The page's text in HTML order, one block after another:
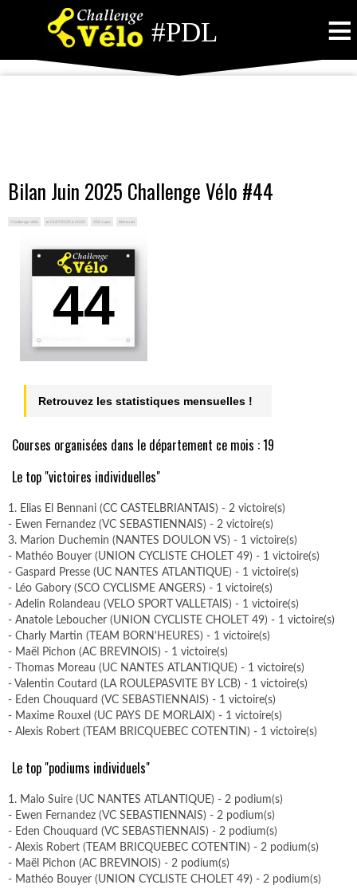
#PDL ≡
Bilan Juin 2025 Challenge Vélo #44
Challenge Vélo le 01/07/2025 à 20:00 256 vues Mensuel
44
Retrouvez les statistiques mensuelles !
Courses organisées dans le département ce mois : 19
Le top "victoires individuelles"
1. Elias El Bennani (CC CASTELBRIANTAIS) - 2 victoire(s)
- Ewen Fernandez (VC SEBASTIENNAIS) - 2 victoire(s)
3. Marion Duchemin (NANTES DOULON VS) - 1 victoire(s)
- Mathéo Bouyer (UNION CYCLISTE CHOLET 49) - 1 victoire(s)
- Gaspard Presse (UC NANTES ATLANTIQUE) - 1 victoire(s)
- Léo Gabory (SCO CYCLISME ANGERS) - 1 victoire(s)
- Adelin Rolandeau (VELO SPORT VALLETAIS) - 1 victoire(s)
- Anatole Leboucher (UNION CYCLISTE CHOLET 49) - 1 victoire(s)
- Charly Martin (TEAM BORN'HEURES) - 1 victoire(s)
- Maël Pichon (AC BREVINOIS) - 1 victoire(s)
- Thomas Moreau (UC NANTES ATLANTIQUE) - 1 victoire(s)
- Valentin Coutard (LA ROULEPASVITE BY LCB) - 1 victoire(s)
- Eden Chouquard (VC SEBASTIENNAIS) - 1 victoire(s)
- Maxime Rouxel (UC PAYS DE MORLAIX) - 1 victoire(s)
- Alexis Robert (TEAM BRICQUEBEC COTENTIN) - 1 victoire(s)
Le top "podiums individuels"
1. Malo Suire (UC NANTES ATLANTIQUE) - 2 podium(s)
- Ewen Fernandez (VC SEBASTIENNAIS) - 2 podium(s)
- Eden Chouquard (VC SEBASTIENNAIS) - 2 podium(s)
- Alexis Robert (TEAM BRICQUEBEC COTENTIN) - 2 podium(s)
- Maël Pichon (AC BREVINOIS) - 2 podium(s)
- Mathéo Bouyer (UNION CYCLISTE CHOLET 49) - 2 podium(s)